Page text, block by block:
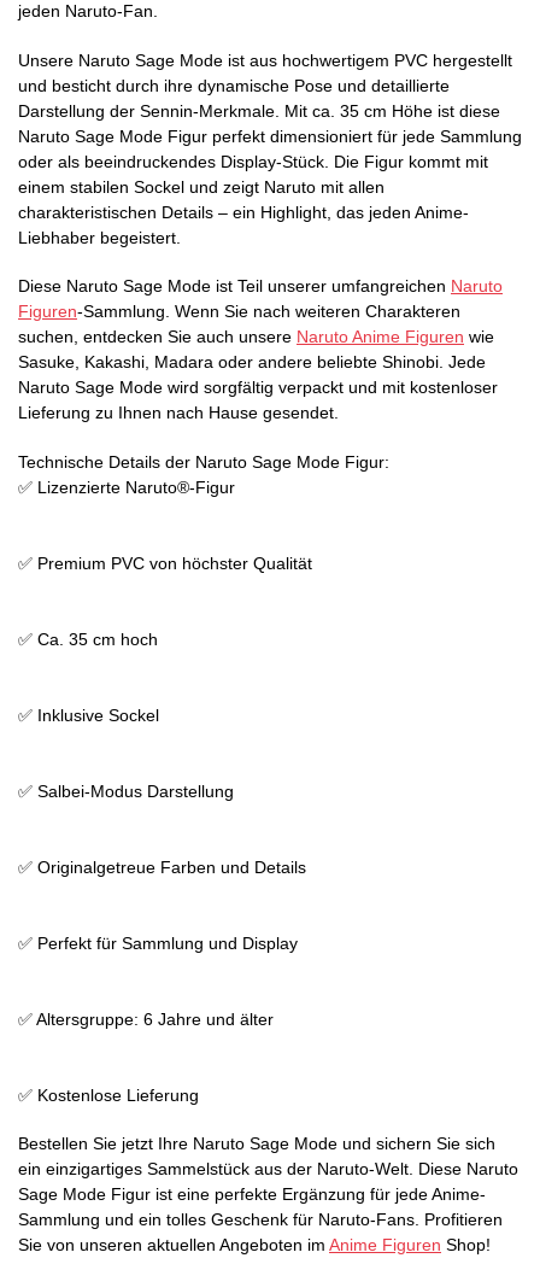
jeden Naruto-Fan.
Unsere Naruto Sage Mode ist aus hochwertigem PVC hergestellt
und besticht durch ihre dynamische Pose und detaillierte
Darstellung der Sennin-Merkmale. Mit ca. 35 cm Höhe ist diese
Naruto Sage Mode Figur perfekt dimensioniert für jede Sammlung
oder als beeindruckendes Display-Stück. Die Figur kommt mit
einem stabilen Sockel und zeigt Naruto mit allen
charakteristischen Details – ein Highlight, das jeden Anime-
Liebhaber begeistert.
Diese Naruto Sage Mode ist Teil unserer umfangreichen Naruto
Figuren-Sammlung. Wenn Sie nach weiteren Charakteren
suchen, entdecken Sie auch unsere Naruto Anime Figuren wie
Sasuke, Kakashi, Madara oder andere beliebte Shinobi. Jede
Naruto Sage Mode wird sorgfältig verpackt und mit kostenloser
Lieferung zu Ihnen nach Hause gesendet.
Technische Details der Naruto Sage Mode Figur:
✅ Lizenzierte Naruto®-Figur
✅ Premium PVC von höchster Qualität
✅ Ca. 35 cm hoch
✅ Inklusive Sockel
✅ Salbei-Modus Darstellung
✅ Originalgetreue Farben und Details
✅ Perfekt für Sammlung und Display
✅ Altersgruppe: 6 Jahre und älter
✅ Kostenlose Lieferung
Bestellen Sie jetzt Ihre Naruto Sage Mode und sichern Sie sich
ein einzigartiges Sammelstück aus der Naruto-Welt. Diese Naruto
Sage Mode Figur ist eine perfekte Ergänzung für jede Anime-
Sammlung und ein tolles Geschenk für Naruto-Fans. Profitieren
Sie von unseren aktuellen Angeboten im Anime Figuren Shop!